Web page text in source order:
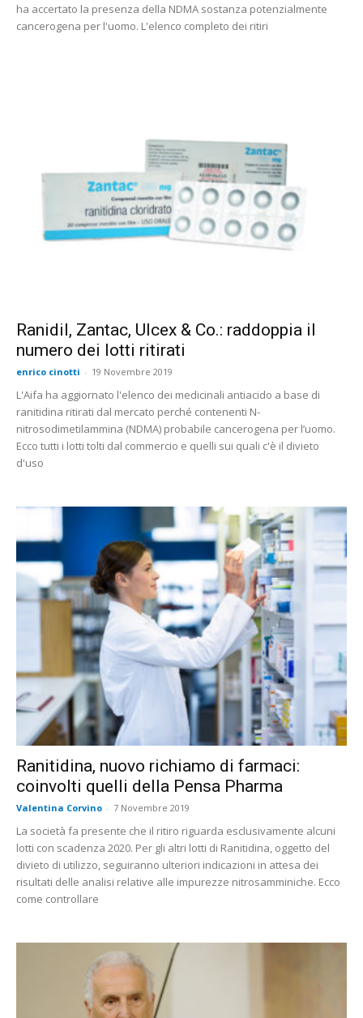
ha accertato la presenza della NDMA sostanza potenzialmente
cancerogena per l'uomo. L'elenco completo dei ritiri
Ranidil, Zantac, Ulcex & Co.: raddoppia il
numero dei lotti ritirati
enrico cinotti - 19 Novembre 2019
L'Aifa ha aggiornato l'elenco dei medicinali antiacido a base di
ranitidina ritirati dal mercato perché contenenti N-
nitrosodimetilammina (NDMA) probabile cancerogena per l’uomo.
Ecco tutti i lotti tolti dal commercio e quelli sui quali c'è il divieto
d'uso
Ranitidina, nuovo richiamo di farmaci:
coinvolti quelli della Pensa Pharma
Valentina Corvino - 7 Novembre 2019
La società fa presente che il ritiro riguarda esclusivamente alcuni
lotti con scadenza 2020. Per gli altri lotti di Ranitidina, oggetto del
divieto di utilizzo, seguiranno ulteriori indicazioni in attesa dei
risultati delle analisi relative alle impurezze nitrosamminiche. Ecco
come controllare